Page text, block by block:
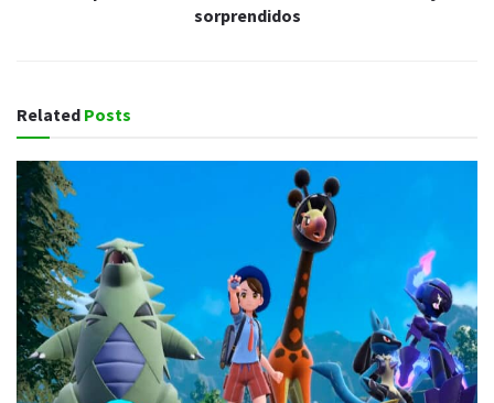
sorprendidos
Related Posts